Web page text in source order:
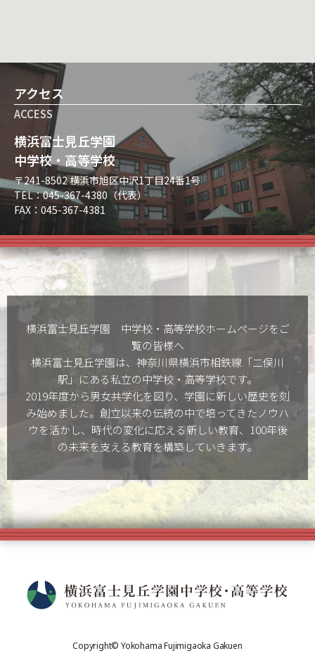
アクセス
ACCESS
横浜富士見丘学園
中学校・高等学校
〒241-8502 横浜市旭区中沢1丁目24番1号
TEL：045-367-4380（代表）
FAX：045-367-4381
横浜富士見丘学園 中学校・高等学校ホームぺージをご
覧の皆様へ
横浜富士見丘学園は、神奈川県横浜市相鉄線「二俣川
駅」にある私立の中学校・高等学校です。
2019年度から男女共学化を図り、学園に新しい歴史を刻
み始めました。創立以来の伝統の中で培ってきたノウハ
ウを活かし、時代の変化に応える新しい教育、100年後
の未来を支える教育を構築していきます。
Copyright© Yokohama Fujimigaoka Gakuen